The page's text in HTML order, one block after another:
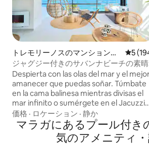
トレモリーノスのマンション・
アパート
レビ
5
ジャグジー付きのサバンナビーチの素晴
らしいアパート
Despierta con las olas del mar y el
amanecer que puedas soñar. Túmbate
en la cama balinesa mientras divisas el
mar infinito o sumérgete en el Jacuzzi
climatizado mientras te tomas una copa
de cava. El Savanna Beach está
para pasar unas vacaciones relajantes
un lugar mágico y con encanto. El
価格 · ロケーション · 静か
マラガにあるプール付き
気のアメニティ